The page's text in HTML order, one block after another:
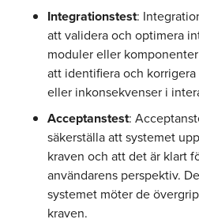
Integrationstest:
att validera och optimera
moduler eller
att identifiera och
eller inkonsekvenser i
Acceptanstest:
säkerställa att systemet
kraven och att det är klart
användarens perspektiv.
systemet möter de
kraven.